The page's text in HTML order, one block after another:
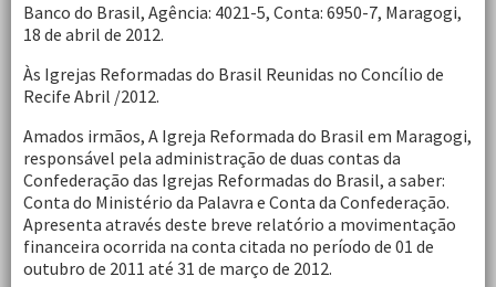
Banco do Brasil, Agência: 4021-5, Conta: 6950-7, Maragogi,
18 de abril de 2012.
Às Igrejas Reformadas do Brasil Reunidas no Concílio de
Recife Abril /2012.
Amados irmãos, A Igreja Reformada do Brasil em Maragogi,
responsável pela administração de duas contas da
Confederação das Igrejas Reformadas do Brasil, a saber:
Conta do Ministério da Palavra e Conta da Confederação.
Apresenta através deste breve relatório a movimentação
financeira ocorrida na conta citada no período de 01 de
outubro de 2011 até 31 de março de 2012.